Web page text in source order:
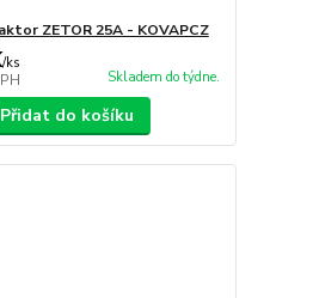
ZETOR 25A - KOVAPCZ
/ks
Skladem do týdne.
Přidat do košíku